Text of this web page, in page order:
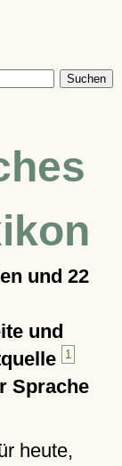
Suchen
und 22
und
1
Sprache
heute,